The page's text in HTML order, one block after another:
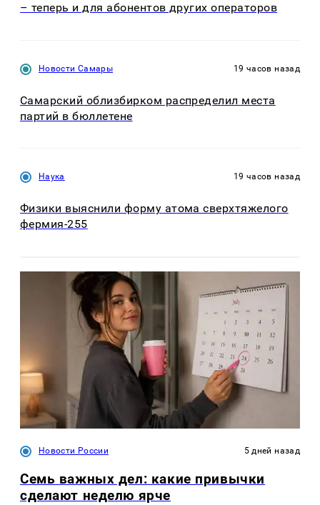
– теперь и для абонентов других операторов
Новости Самары 19 часов назад
Самарский облизбирком распределил места
партий в бюллетене
Наука 19 часов назад
Физики выяснили форму атома сверхтяжелого
фермия-255
Новости России 5 дней назад
Семь важных дел: какие привычки
сделают неделю ярче